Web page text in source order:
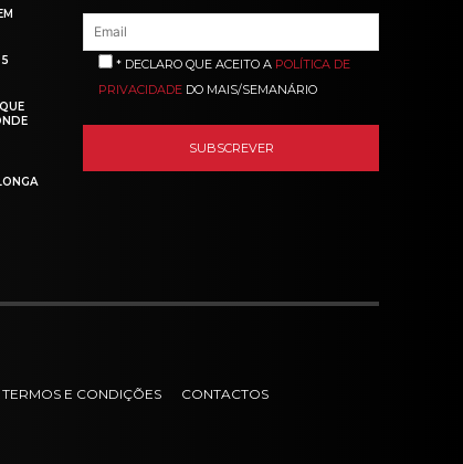
* DECLARO QUE ACEITO A POLÍTICA DE
PRIVACIDADE DO MAIS/SEMANÁRIO
TERMOS E CONDIÇÕES CONTACTOS